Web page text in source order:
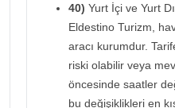
40) Yurt İçi ve Yurt
Eldestino Turizm,
aracı kurumdur.
riski olabilir veya
öncesinde saatler
bu değişiklikleri en